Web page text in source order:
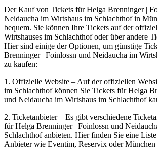
Der Kauf von Tickets für Helga Brenninger |
Neidaucha im Wirtshaus im Schlachthof in
bequem. Sie können Ihre Tickets auf der
Wirtshauses im Schlachthof oder über andere
Hier sind einige der Optionen, um günstige
Brenninger | Foinlossn und Neidaucha im
zu kaufen:
1. Offizielle Website – Auf der offiziellen
im Schlachthof können Sie Tickets für Helga
und Neidaucha im Wirtshaus im Schlachthof
2. Ticketanbieter – Es gibt verschiedene
für Helga Brenninger | Foinlossn und
Schlachthof anbieten. Hier finden Sie eine
Anbieter wie Eventim, Reservix oder München